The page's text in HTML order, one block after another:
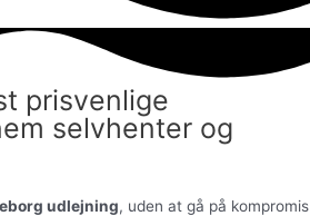
prisvenlige
selvhenter og
udlejning, uden at gå på kompromis